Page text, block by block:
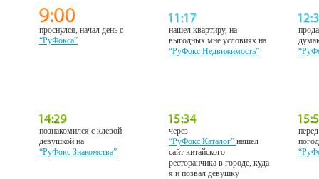
проснулся, начал день с
“РуФокса”
нашел квартиру, на
выгодных мне условиях на
“РуФокс Недвижимость”
познакомился с клевой
девушкой на
“РуФокс Знакомства”
через
“РуФокс Каталог”нашел
сайт китайского
ресторанчика в городе, куда
я и позвал девушку